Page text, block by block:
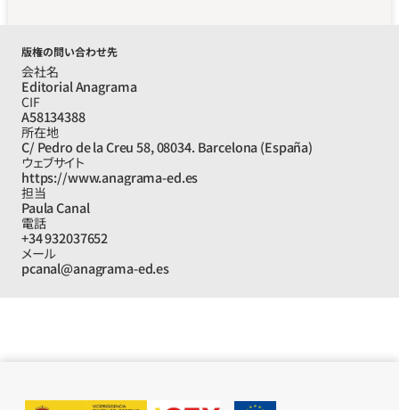
版権の問い合わせ先
会社名
Editorial Anagrama
CIF
A58134388
所在地
C/ Pedro de la Creu 58, 08034. Barcelona (España)
ウェブサイト
https://www.anagrama-ed.es
担当
Paula Canal
電話
+34 932037652
メール
pcanal@anagrama-ed.es